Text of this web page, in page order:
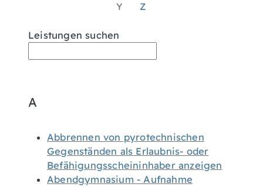
Y Z
Leistungen suchen
A
Abbrennen von pyrotechnischen
Gegenständen als Erlaubnis- oder
Befähigungsscheininhaber anzeigen
Abendgymnasium - Aufnahme